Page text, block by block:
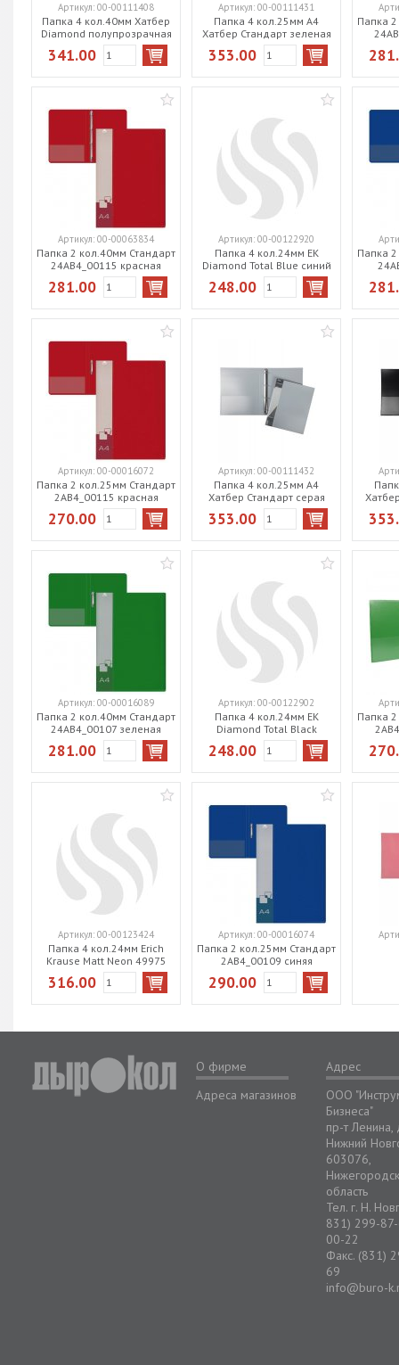
Папка 4 кол.40мм Хатбер
Diamond полупрозрачная
фиолетовая 4АВ4_02021
Артикул: 00-00111408
341.00
Папка 4 кол.25мм А4
Хатбер Стандарт зеленая
4АВ4_00107
Артикул: 00-00111431
353.00
Папка
Папка 2 кол.40мм Стандарт
24АВ4_00115 красная
Артикул: 00-00063834
281.00
Папка 4 кол.24мм EK
Diamond Total Blue синий
55302
Артикул: 00-00122920
248.00
Папка
Папка 2 кол.25мм Стандарт
2АВ4_00115 красная
Артикул: 00-00016072
270.00
Папка 4 кол.25мм А4
Хатбер Стандарт серая
4АВ4_00114
Артикул: 00-00111432
353.00
Папка 2 кол.40мм Стандарт
24АВ4_00107 зеленая
Артикул: 00-00016089
281.00
Папка 4 кол.24мм EK
Diamond Total Black
черный 55147
Артикул: 00-00122902
248.00
Папка
Папка 4 кол.24мм Erich
Krause Matt Neon 49975
ассорти
Артикул: 00-00123424
316.00
Папка 2 кол.25мм Стандарт
2АВ4_00109 синяя
Артикул: 00-00016074
290.00
О фирме
Адреса магазинов
Адрес
ООО
Бизнеса"
пр-т
Нижний
603076,
область
Тел. г. Н.
831) 299-
00-22
Факс. (831)
69
info@buro-